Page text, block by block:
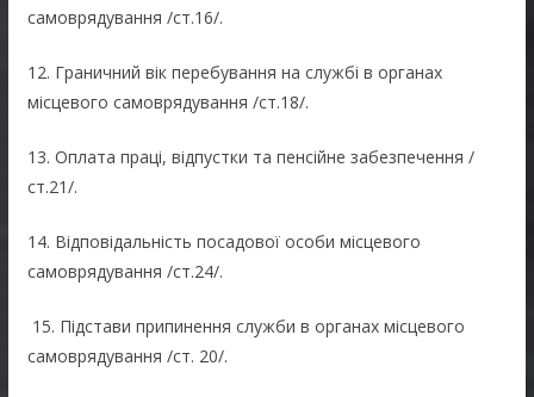
самоврядування /ст.16/.
12. Граничний вік перебування на службі в органах
місцевого самоврядування /ст.18/.
13. Оплата праці, відпустки та пенсійне забезпечення /
ст.21/.
14. Відповідальність посадової особи місцевого
самоврядування /ст.24/.
15. Підстави припинення служби в органах місцевого
самоврядування /ст. 20/.